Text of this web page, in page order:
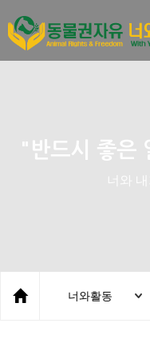
"반드시 좋은
너와
너와활동